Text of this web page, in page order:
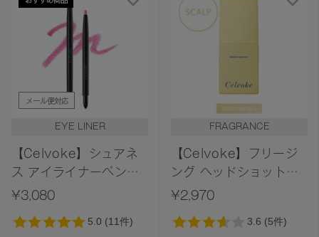
メール便対応
EYE LINER
【Celvoke】シュアネ
ス アイライナーペンシ
ル［17,18］
¥3,080
FRAGRANCE
【Celvoke】フリージ
ング ヘッドショット
Dawn Forest 〈夜明け
¥2,970